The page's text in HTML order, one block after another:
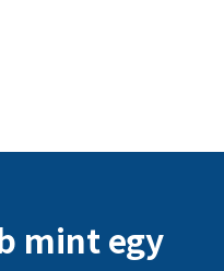
mint egy